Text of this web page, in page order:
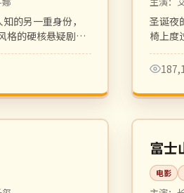
的另一重身份，
格的硬核悬疑剧，
圣诞夜
椅上度
影。
148 分钟
日本
高分
富士
电影